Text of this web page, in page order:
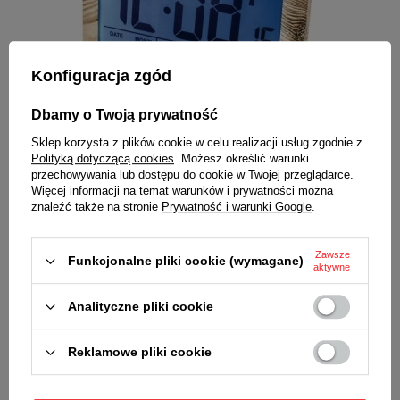
Jakie zegary pasują do stylu
hampton?
urządzonych w stylu Hampton, są przede wszystkim
czytelne, eleganckie i zachowane w stonowanych kolorach
ograniczających się do bieli, beżów i pasteli. Ich cechą
charakterystyczną są duże, czytelne cyfry rzymskie oraz
niecodzienny design vintage i postarzane zdobienia. Zegary
w stylu Hampton znajdują się najczęściej w centralnej
części salonu lub kuchni i są doskonale widoczne z każdego
miejsca.
Konfiguracja zgód
Dbamy o Twoją prywatność
Sklep korzysta z plików cookie w celu realizacji usług zgodnie z
Polityką dotyczącą cookies. Możesz określić warunki
przechowywania lub dostępu do cookie w Twojej przeglądarce.
Więcej informacji na temat warunków i prywatności można
znaleźć także na stronie Prywatność i warunki Google.
Funkcjonalne pliki cookie (wymagane)
Zawsze
aktywne
Analityczne pliki cookie
Reklamowe pliki cookie